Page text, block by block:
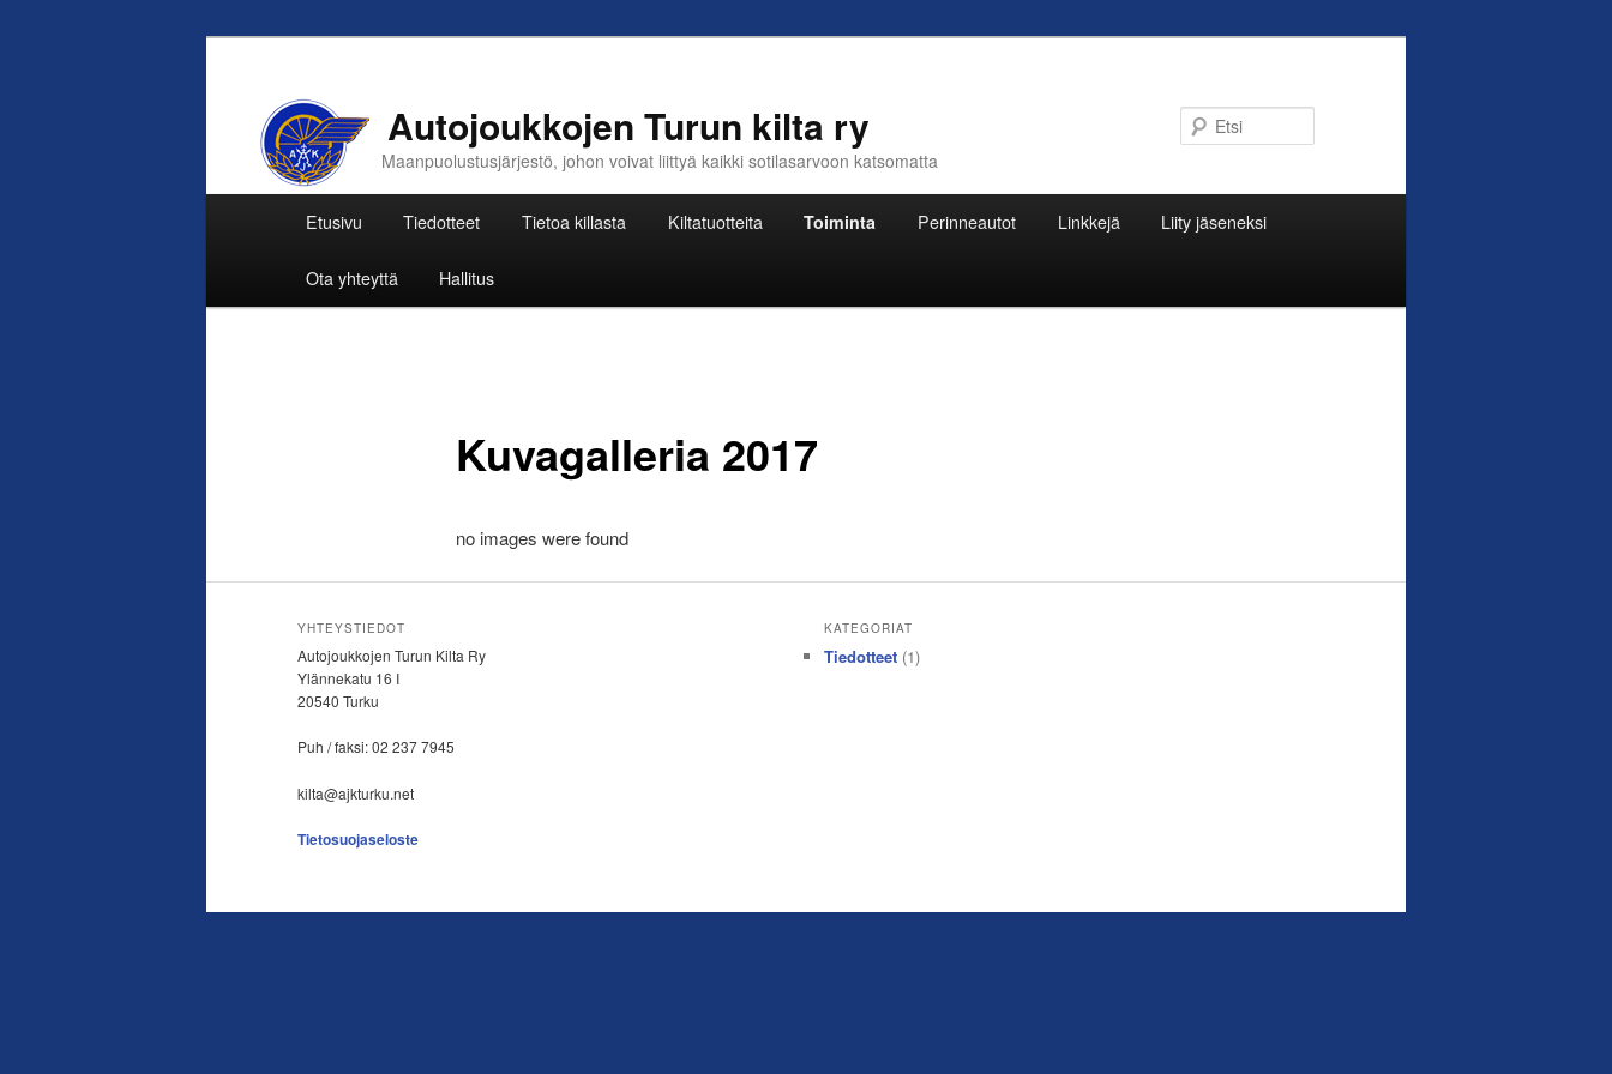
Autojoukkojen Turun kilta ry
Maanpuolustusjärjestö, johon voivat liittyä kaikki sotilasarvoon katsomatta
Siirry
sisältöön
Etusivu Tiedotteet Tietoa killasta Kiltatuotteita Toiminta Perinneautot Linkkejä Liity jäseneksi
Ota yhteyttä Hallitus
Kuvagalleria 2017
no images were found
YHTEYSTIEDOT
Autojoukkojen Turun Kilta Ry
Ylännekatu 16 I
20540 Turku
Puh / faksi: 02 237 7945
kilta@ajkturku.net
Tietosuojaseloste
KATEGORIAT
Tiedotteet (1)